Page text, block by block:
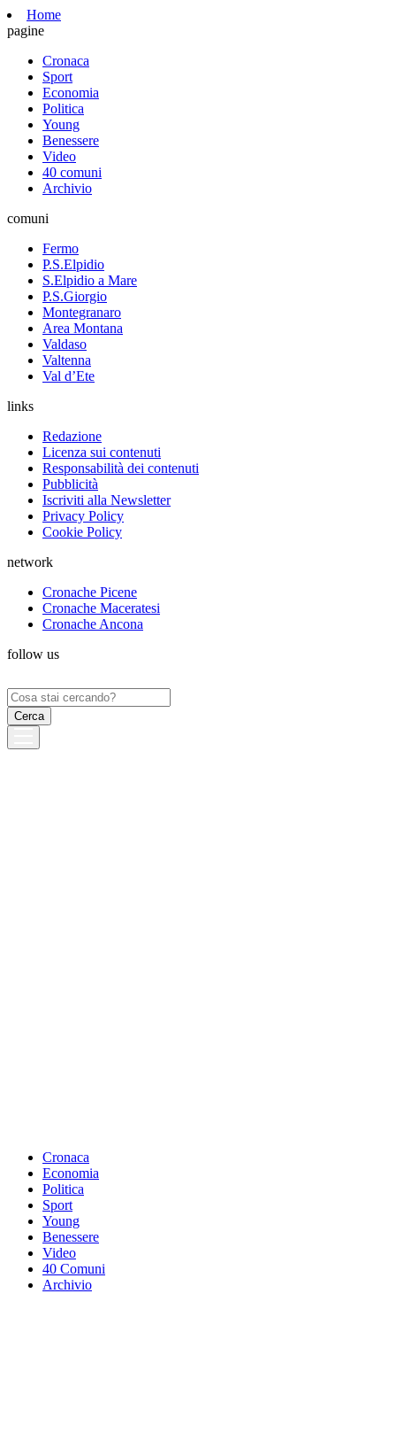
Home
pagine
Cronaca
Sport
Economia
Politica
Young
Benessere
Video
40 comuni
Archivio
comuni
Fermo
P.S.Elpidio
S.Elpidio a Mare
P.S.Giorgio
Montegranaro
Area Montana
Valdaso
Valtenna
Val d’Ete
links
Redazione
Licenza sui contenuti
Responsabilità dei contenuti
Pubblicità
Iscriviti alla Newsletter
Privacy Policy
Cookie Policy
network
Cronache Picene
Cronache Maceratesi
Cronache Ancona
follow us
Ricerca
per:
Cronaca
Economia
Politica
Sport
Young
Benessere
Video
40 Comuni
Archivio